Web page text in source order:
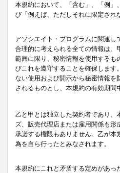
本規約において、「含む」、「例
び「例えば、ただしそれに限定され
アソシエイト・プログラムに関連
合理的に考えられる全ての情報は、
範囲に限り、秘密情報を使用する
びこれを遵守することを確保しま
ない使用および開示から秘密情報
されるものとし、本規約の有効期間
乙と甲とは独立した契約者であり
ズ、販売代理店または雇用関係も
承諾する権限もありません。乙が
為を自ら行ったとみなされます。
本規約にこれと矛盾する定めがあ